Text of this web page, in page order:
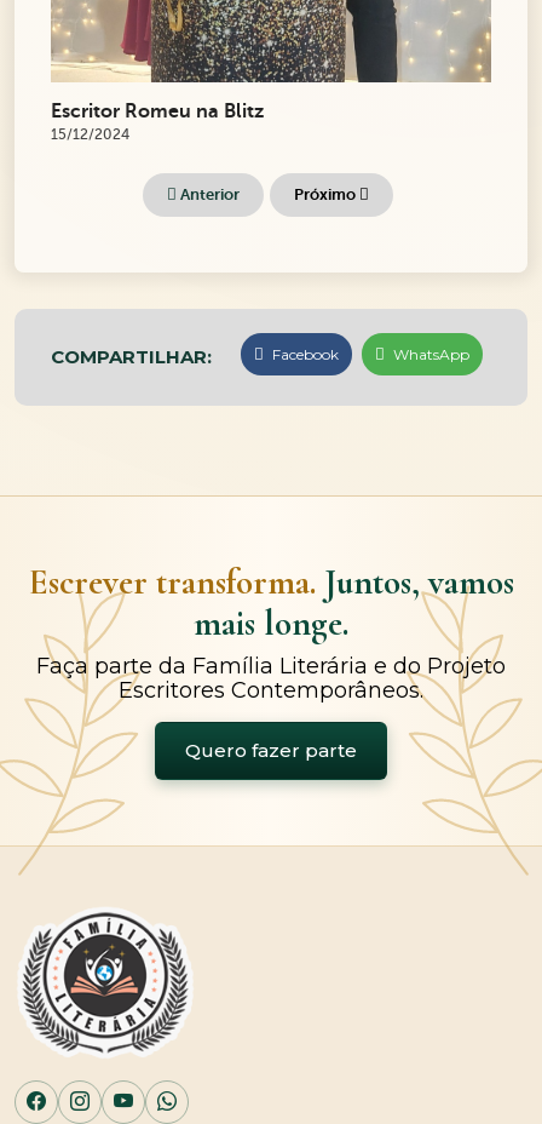
Escritor Romeu na Blitz
15/12/2024
Anterior Próximo
COMPARTILHAR: Facebook WhatsApp
Escrever transforma. Juntos, vamos
mais longe.
Faça parte da Família Literária e do Projeto
Escritores Contemporâneos.
Quero fazer parte